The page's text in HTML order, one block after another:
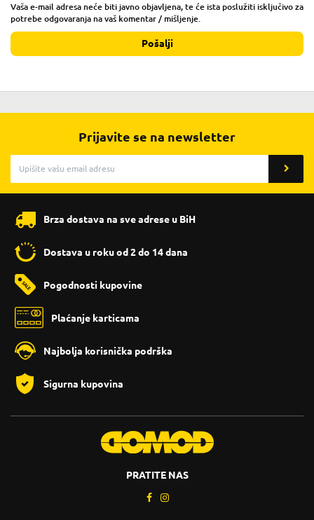
Vaša e-mail adresa neće biti javno objavljena, te će ista poslužiti isključivo za
potrebe odgovaranja na vaš komentar / mišljenje.
Pošalji
Prijavite se na newsletter
Brza dostava na sve adrese u BiH
Dostava u roku od 2 do 14 dana
Pogodnosti kupovine
Plaćanje karticama
Najbolja korisnička podrška
Sigurna kupovina
PRATITE NAS